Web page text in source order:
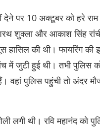
देने पर 10 अक्टूबर को हरे
शुक्ला और आकाश सिंह
की थी। फायरिंग की
में जुटी हुई थी। तभी पुलिस
वहां पुलिस पहुंची तो अंदर
लगी थी। रवि महानंद को